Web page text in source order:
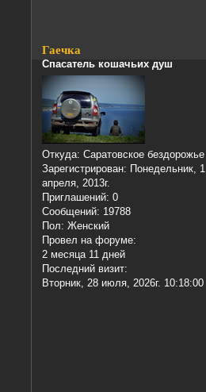
Гаечка
Спасатель кошачьих душ
Откуда: Саратовское бездорожье
Зарегистрирован: Понедельник, 1
апреля, 2013г.
Приглашений: 0
Сообщений: 19788
Пол: Женский
Провел на форуме:
2 месяца 11 дней
Последний визит:
Вторник, 28 июля, 2026г. 10:18:00